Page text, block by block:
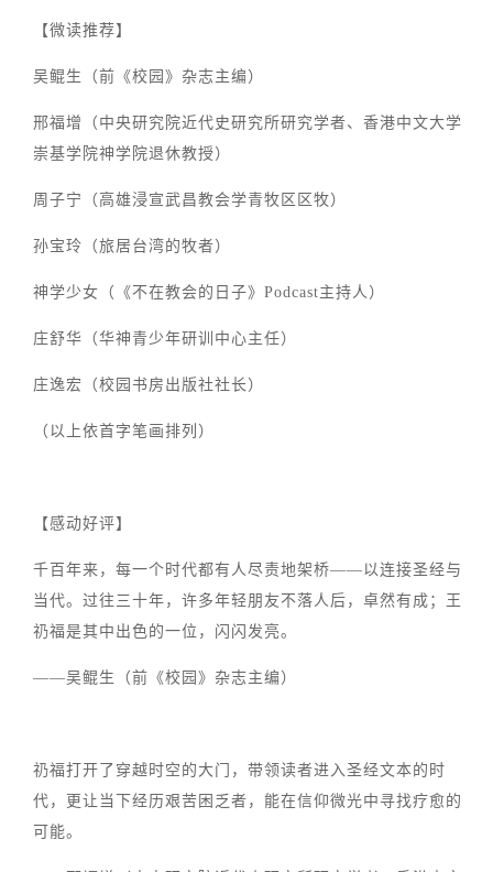
【微读推荐】
吴鲲生（前《校园》杂志主编）
邢福增（中央研究院近代史研究所研究学者、香港中文大学
崇基学院神学院退休教授）
周子宁（高雄浸宣武昌教会学青牧区区牧）
孙宝玲（旅居台湾的牧者）
神学少女（《不在教会的日子》Podcast主持人）
庄舒华（华神青少年研训中心主任）
庄逸宏（校园书房出版社社长）
（以上依首字笔画排列）
【感动好评】
千百年来，每一个时代都有人尽责地架桥——以连接圣经与
当代。过往三十年，许多年轻朋友不落人后，卓然有成；王
礽福是其中出色的一位，闪闪发亮。
——吴鲲生（前《校园》杂志主编）
礽福打开了穿越时空的大门，带领读者进入圣经文本的时
代，更让当下经历艰苦困乏者，能在信仰微光中寻找疗愈的
可能。